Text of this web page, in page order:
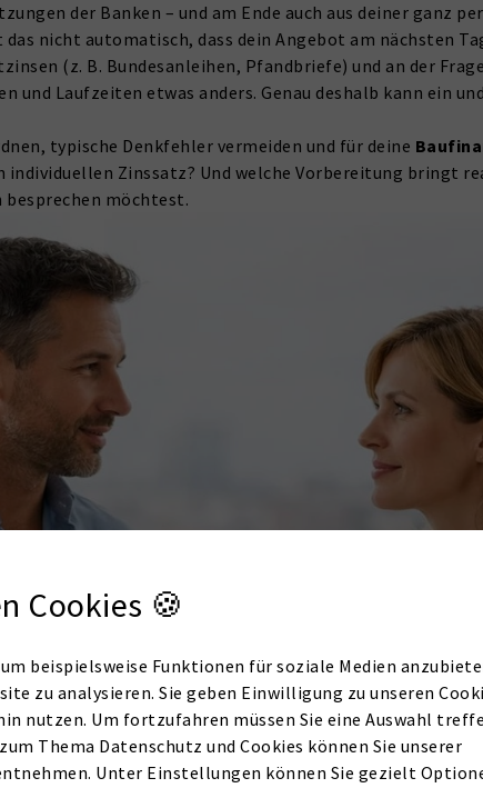
der Banken – und am Ende auch aus deiner ganz
nicht automatisch, dass dein Angebot am nächsten
(z. B. Bundesanleihen, Pfandbriefe) und an der
und Laufzeiten etwas anders. Genau deshalb kann ein
typische Denkfehler vermeiden und für deine
Zinssatz? Und welche Vorbereitung bringt
besprechen möchtest.
Cookies 🍪
beispielsweise Funktionen für soziale Medien
zu analysieren. Sie geben Einwilligung zu unseren
nutzen. Um fortzufahren müssen Sie eine Auswahl
Thema Datenschutz und Cookies können Sie unserer
Unter Einstellungen können Sie gezielt